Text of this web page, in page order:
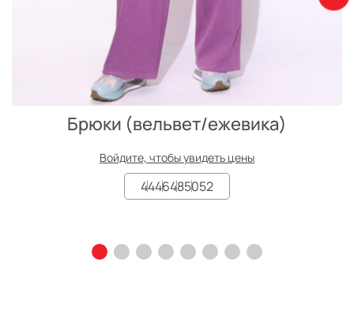
Брюки (вельвет/ежевика)
Войдите, чтобы увидеть цены
4446485052